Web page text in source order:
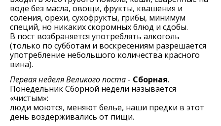
воде без масла, овощи, фрукты, квашения и
соления, орехи, сухофрукты, грибы, минимум
специй, но никаких скоромных блюд и сдобы.
В пост возбраняется употреблять алкоголь
(только по субботам и воскресениям разрешается
употребление небольшого количества красного
вина).
Первая неделя Великого поста - Сборная.
Понедельник Сборной недели называется
«чистым»:
люди моются, меняют белье, наши предки в этот
день воздерживались от пищи.